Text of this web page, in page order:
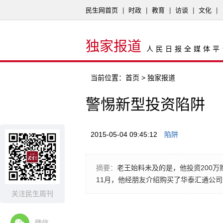
关注民生周刊
民生网首页 时政 教育 访谈 文化
独家报道 人民日报全媒体
当前位置： 首页 > 独家报道
警惕新型投资陷阱
2015-05-04 09:45:12 陷阱
摘要： 老王始料未及的是，他投资200
11月，他经朋友介绍购买了华泰汇通公